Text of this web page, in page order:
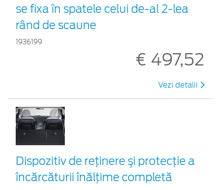
se fixa în spatele celui de-al 2-lea
rând de scaune
1936199
€ 497,52
Vezi detalii
Dispozitiv de reţinere şi protecţie a
încărcăturii înălțime completă